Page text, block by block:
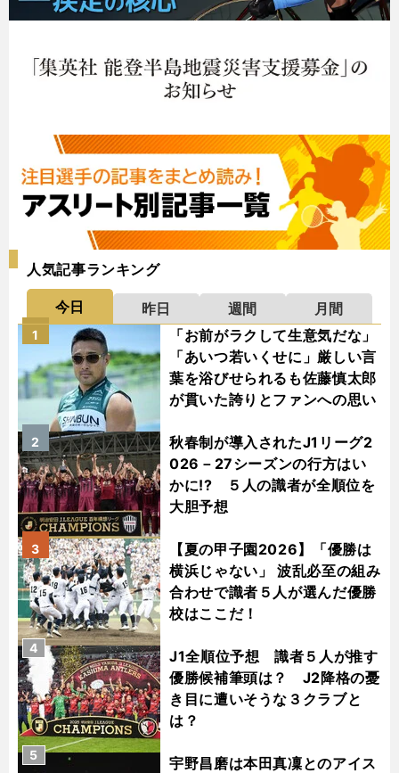
人気記事ランキング
今日 昨日 週間
月間
「お前がラクして生意気だな」
「あいつ若いくせに」厳しい言
葉を浴びせられるも佐藤慎太郎
が貫いた誇りとファンへの思い
1
秋春制が導入されたJ1リーグ2
026－27シーズンの行方はい
かに!? ５人の識者が全順位を
大胆予想
2
【夏の甲子園2026】「優勝は
横浜じゃない」 波乱必至の組み
合わせで識者５人が選んだ優勝
校はここだ！
3
J1全順位予想 識者５人が推す
優勝候補筆頭は？ J2降格の憂
き目に遭いそうな３クラブと
は？
4
宇野昌磨は本田真凜とのアイス
5